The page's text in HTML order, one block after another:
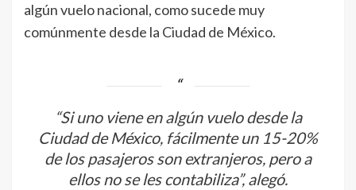
algún vuelo nacional, como sucede muy
comúnmente desde la Ciudad de México.
“Si uno viene en algún vuelo desde la
Ciudad de México, fácilmente un 15-20%
de los pasajeros son extranjeros, pero a
ellos no se les contabiliza”, alegó.